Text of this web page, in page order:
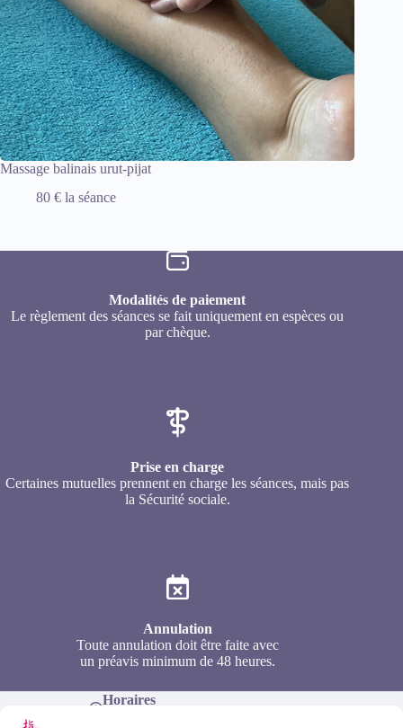
Massage balinais urut-pijat
80 € la séance
Modalités de paiement
Le règlement des séances se fait uniquement en espèces ou
par chèque.
Prise en charge
Certaines mutuelles prennent en charge les séances, mais pas
la Sécurité sociale.
Annulation
Toute annulation doit être faite avec
un préavis minimum de 48 heures.
Horaires